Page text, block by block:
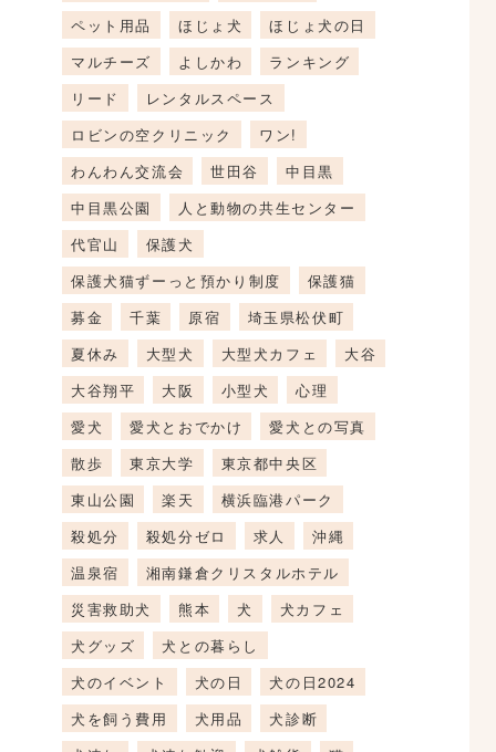
ペット用品
ほじょ犬
ほじょ犬の日
マルチーズ
よしかわ
ランキング
リード
レンタルスペース
ロビンの空クリニック
ワン!
わんわん交流会
世田谷
中目黒
中目黒公園
人と動物の共生センター
代官山
保護犬
保護犬猫ずーっと預かり制度
保護猫
募金
千葉 原宿
埼玉県松伏町
夏休み
大型犬 大型犬カフェ
大谷
大谷翔平
大阪 小型犬
心理
愛犬
愛犬とおでかけ
愛犬との写真
散歩
東京大学
東京都中央区
東山公園
楽天
横浜臨港パーク
殺処分
殺処分ゼロ 求人
沖縄
温泉宿
湘南鎌倉クリスタルホテル
災害救助犬
熊本 犬
犬カフェ
犬グッズ
犬との暮らし
犬のイベント
犬の日
犬の日2024
犬を飼う費用
犬用品
犬診断